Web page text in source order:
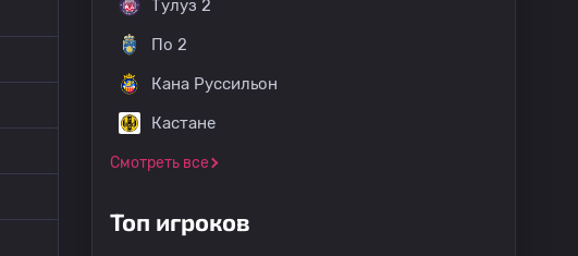
Тулуз 2
По 2
Кана Руссильон
Кастане
Смотреть все
Топ игроков